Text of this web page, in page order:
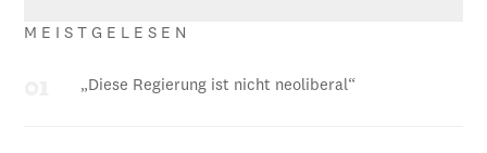
MEISTGELESEN
„Diese Regierung ist nicht neoliberal“